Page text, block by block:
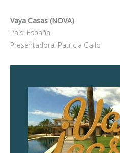
Vaya Casas (NOVA)
País: España
Presentadora: Patricia Gallo